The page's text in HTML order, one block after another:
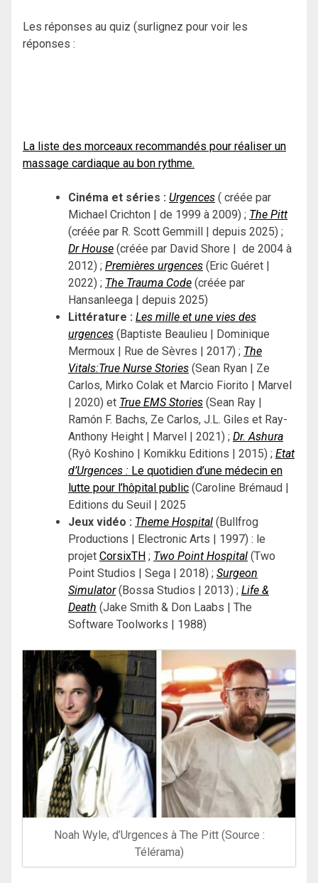
Les réponses au quiz (surlignez pour voir les
réponses :
La liste des morceaux recommandés pour réaliser un
massage cardiaque au bon rythme.
Cinéma et séries : Urgences ( créée par
Michael Crichton | de 1999 à 2009) ; The Pitt
(créée par R. Scott Gemmill | depuis 2025) ;
Dr House (créée par David Shore | de 2004 à
2012) ; Premières urgences (Eric Guéret |
2022) ; The Trauma Code (créée par
Hansanleega | depuis 2025)
Littérature : Les mille et une vies des
urgences (Baptiste Beaulieu | Dominique
Mermoux | Rue de Sèvres | 2017) ; The
Vitals:True Nurse Stories (Sean Ryan | Ze
Carlos, Mirko Colak et Marcio Fiorito | Marvel
| 2020) et True EMS Stories (Sean Ray |
Ramón F. Bachs, Ze Carlos, J.L. Giles et Ray-
Anthony Height | Marvel | 2021) ; Dr. Ashura
(Ryô Koshino | Komikku Editions | 2015) ; Etat
d’Urgences : Le quotidien d’une médecin en
lutte pour l’hôpital public (Caroline Brémaud |
Editions du Seuil | 2025
Jeux vidéo : Theme Hospital (Bullfrog
Productions | Electronic Arts | 1997) : le
projet CorsixTH ; Two Point Hospital (Two
Point Studios | Sega | 2018) ; Surgeon
Simulator(Bossa Studios | 2013) ; Life &
Death (Jake Smith & Don Laabs | The
Software Toolworks | 1988)
Noah Wyle, d’Urgences à The Pitt (Source :
Télérama)